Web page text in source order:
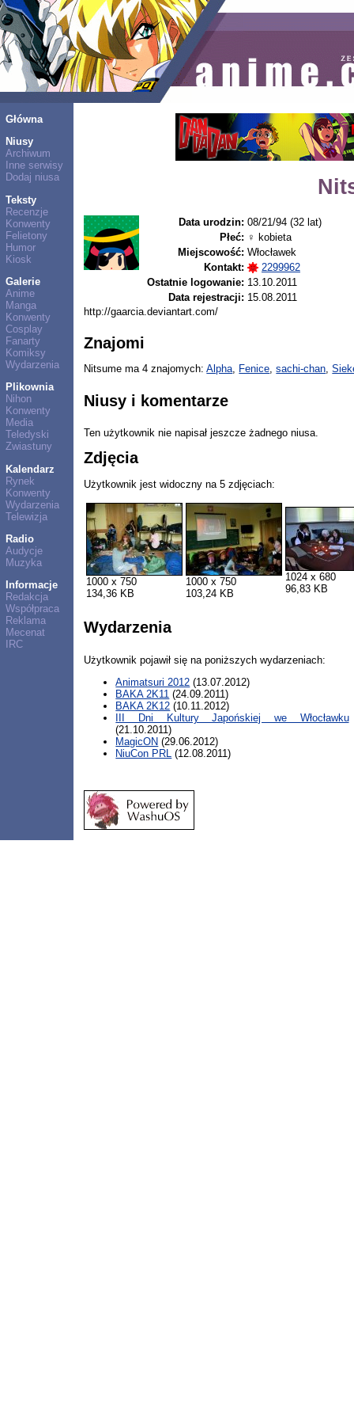
Główna
Niusy
Archiwum
Inne serwisy
Dodaj niusa
Teksty
Recenzje
Konwenty
Felietony
Humor
Kiosk
Galerie
Anime
Manga
Konwenty
Cosplay
Fanarty
Komiksy
Wydarzenia
Plikownia
Nihon
Konwenty
Media
Teledyski
Zwiastuny
Kalendarz
Rynek
Konwenty
Wydarzenia
Telewizja
Radio
Audycje
Muzyka
Informacje
Redakcja
Współpraca
Reklama
Mecenat
IRC
Data urodzin: 08/21/94 (32 lat)
Płeć: ♀ kobieta
Miejscowość: Włocławek
Kontakt:
2299962
Ostatnie logowanie: 13.10.2011
Data rejestracji: 15.08.2011
http://gaarcia.deviantart.com/
Znajomi
Nitsume ma 4 znajomych:Alpha, Fenice,sachi-chan,
Niusy i komentarze
Ten użytkownik nie napisał jeszcze żadnego niusa.
Zdjęcia
Użytkownik jest widoczny na 5 zdjęciach:
1000 x 750
134,36 KB
1000 x 750
103,24 KB
1024 x 680
96,83 KB
Wydarzenia
Użytkownik pojawił się na poniższych wydarzeniach:
Animatsuri 2012 (13.07.2012)
BAKA 2K11 (24.09.2011)
BAKA 2K12 (10.11.2012)
III Dni Kultury Japońskiej we Włocławku
(21.10.2011)
MagicON (29.06.2012)
NiuCon PRL (12.08.2011)